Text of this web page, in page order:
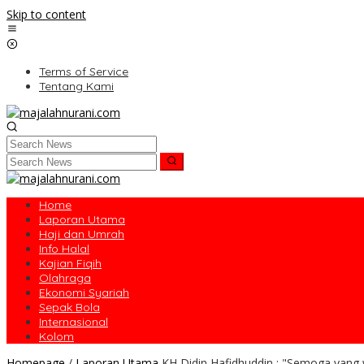
Skip to content
Terms of Service
Tentang Kami
Home
Laporan Utama
Haji dan Umrah
Info Halal
Kajian Fiqih
Olahraga
Ekonomi Syariah
Sepak Bola
Internasional
Kolom